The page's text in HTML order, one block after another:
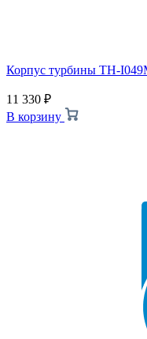
Корпус турбины TH-
11 330 ₽
В корзину